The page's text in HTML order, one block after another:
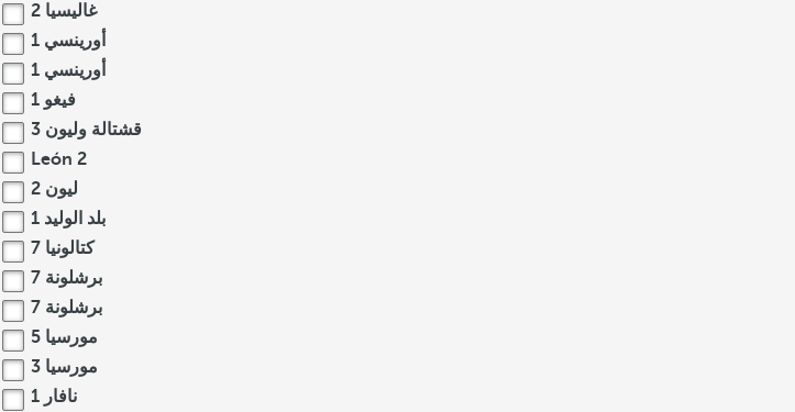
غاليسيا 2
أورينسي 1
أورينسي 1
فيغو 1
قشتالة وليون 3
León 2
ليون 2
بلد الوليد 1
كتالونيا 7
برشلونة 7
برشلونة 7
مورسيا 5
مورسيا 3
نافار 1